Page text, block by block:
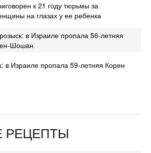
к 21 году тюрьмы за
на глазах у ее ребенка
в Израиле пропала 56-летняя
Шошан
в Израиле пропала 59-летняя Корен
РЕЦЕПТЫ